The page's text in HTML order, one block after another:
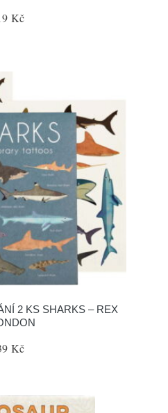
Kč
2 KS SHARKS – REX
Kč